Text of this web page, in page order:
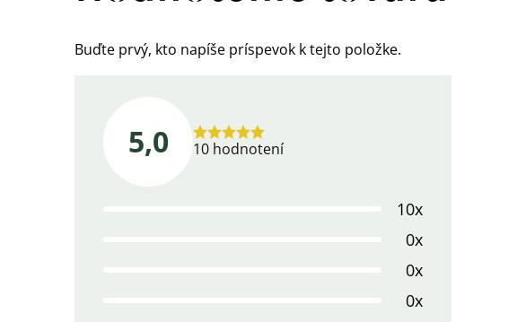
Buďte prvý, kto napíše príspevok k tejto položke.
5,0
Priemerné
10 hodnotení
10x
0x
0x
0x